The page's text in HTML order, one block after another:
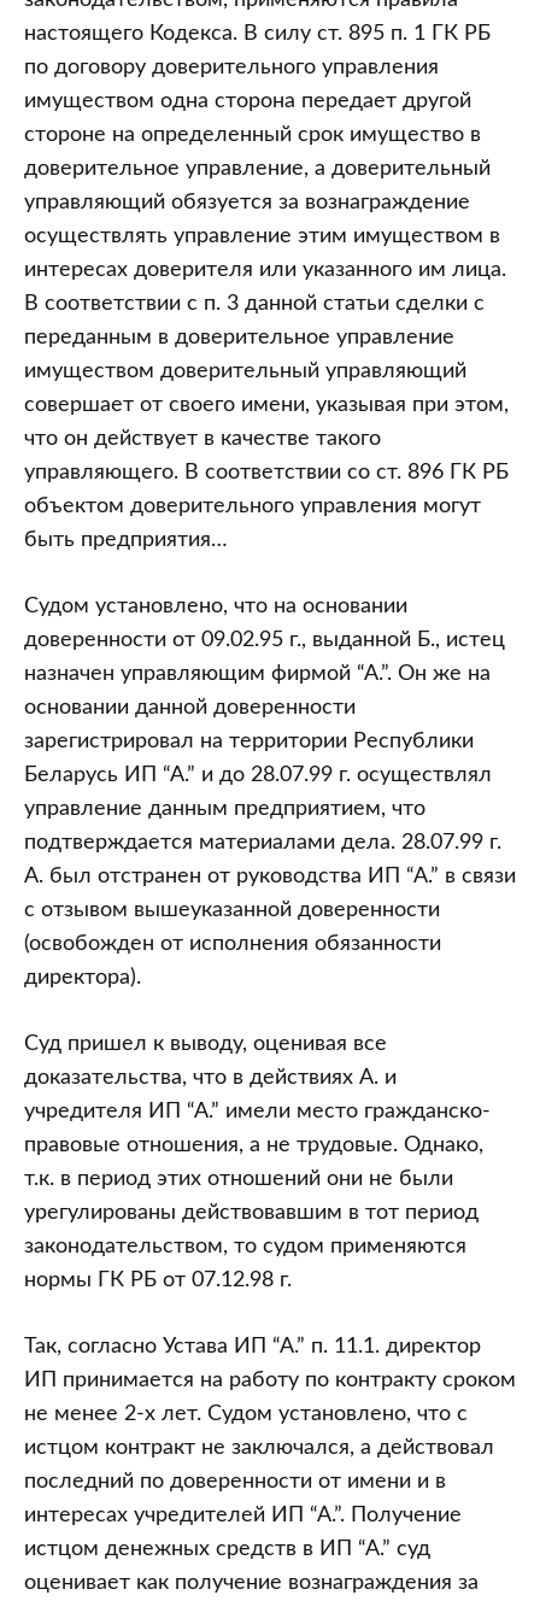
настоящего Кодекса. В силу ст. 895 п. 1 ГК РБ
по договору доверительного управления
имуществом одна сторона передает другой
стороне на определенный срок имущество в
доверительное управление, а доверительный
управляющий обязуется за вознаграждение
осуществлять управление этим имуществом в
интересах доверителя или указанного им лица.
В соответствии с п. 3 данной статьи сделки с
переданным в доверительное управление
имуществом доверительный управляющий
совершает от своего имени, указывая при этом,
что он действует в качестве такого
управляющего. В соответствии со ст. 896 ГК РБ
объектом доверительного управления могут
быть предприятия…
Судом установлено, что на основании
доверенности от 09.02.95 г., выданной Б., истец
назначен управляющим фирмой “А.”. Он же на
основании данной доверенности
зарегистрировал на территории Республики
Беларусь ИП “А.” и до 28.07.99 г. осуществлял
управление данным предприятием, что
подтверждается материалами дела. 28.07.99 г.
А. был отстранен от руководства ИП “А.” в связи
с отзывом вышеуказанной доверенности
(освобожден от исполнения обязанности
директора).
Суд пришел к выводу, оценивая все
доказательства, что в действиях А. и
учредителя ИП “А.” имели место гражданско-
правовые отношения, а не трудовые. Однако,
т.к. в период этих отношений они не были
урегулированы действовавшим в тот период
законодательством, то судом применяются
нормы ГК РБ от 07.12.98 г.
Так, согласно Устава ИП “А.” п. 11.1. директор
ИП принимается на работу по контракту сроком
не менее 2-х лет. Судом установлено, что с
истцом контракт не заключался, а действовал
последний по доверенности от имени и в
интересах учредителей ИП “А.”. Получение
истцом денежных средств в ИП “А.” суд
оценивает как получение вознаграждения за